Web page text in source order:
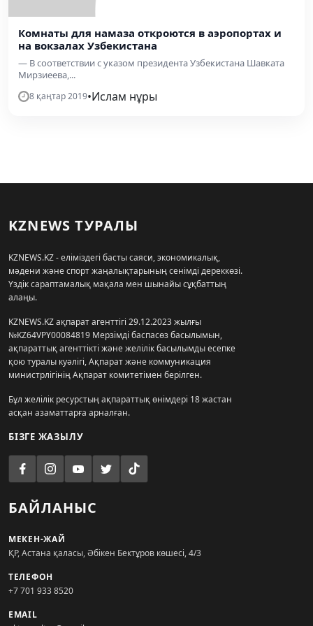
Комнаты для намаза откроются в аэропортах и
на вокзалах Узбекистана
— В соответствии с указом президента Узбекистана Шавката
Мирзиеева,...
8 қаңтар 2019•Ислам нұры
KZNEWS ТУРАЛЫ
KZNEWS.KZ - еліміздегі басты саяси, экономикалық,
мәдени және спорт жаңалықтарының сенімді дереккөзі.
Үздік сараптамалық мақала мен шынайы сұқбаттың
алаңы.
KZNEWS.KZ ақпарат агенттігі 29.12.2023 жылғы
№KZ64VPY00084819 Мерзімді баспасөз басылымын,
ақпараттық агенттікті және желілік басылымды есепке
қою туралы куәлігі, Ақпарат және коммуникация
министрлігінің Ақпарат комитетімен берілген.
Бұл желілік ресурстың ақпараттық өнімдері 18 жастан
асқан азаматтарға арналған.
БІЗГЕ ЖАЗЫЛУ
БАЙЛАНЫС
МЕКЕН-ЖАЙ
ҚР, Астана қаласы, Әбікен Бектұров көшесі, 4/3
ТЕЛЕФОН
+7 701 933 8520
EMAIL